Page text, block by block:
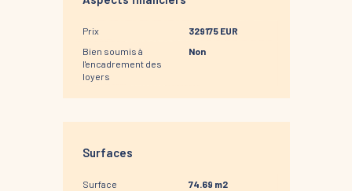
Prix
329175 EUR
Bien soumis à
l'encadrement des
loyers
Non
Surfaces
Surface
74.69 m2